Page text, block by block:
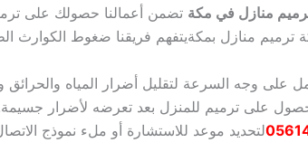
منازل في مكة تضمن أعمالنا حصولك على
ترميم منازل بمكةيتفهم فريقنا ضغوط الكوارث
على وجه السرعة لتقليل أضرار المياه
على ترميم للمنزل بعد تعرضه لأضرار
لتحديد موعد للاستشارة أو ملء نموذج